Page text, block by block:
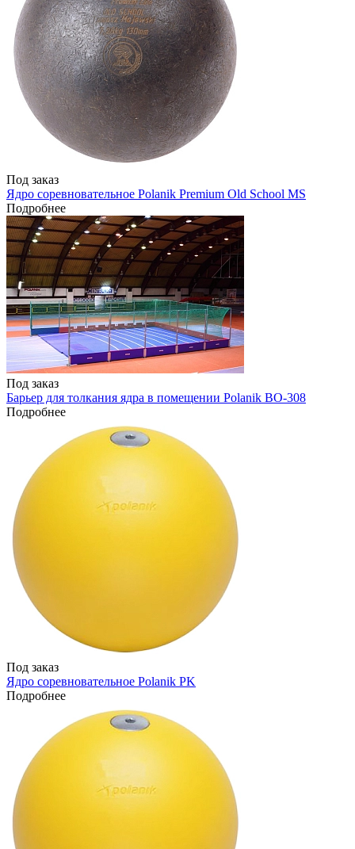
Под заказ
Ядро соревновательное Polanik Premium Old School MS
Подробнее
Под заказ
Барьер для толкания ядра в помещении Polanik BO-308
Подробнее
Под заказ
Ядро соревновательное Polanik PK
Подробнее